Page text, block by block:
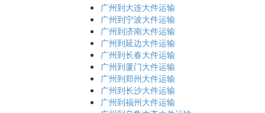
广州到大连大件运输
广州到宁波大件运输
广州到济南大件运输
广州到延边大件运输
广州到长春大件运输
广州到厦门大件运输
广州到郑州大件运输
广州到长沙大件运输
广州到福州大件运输